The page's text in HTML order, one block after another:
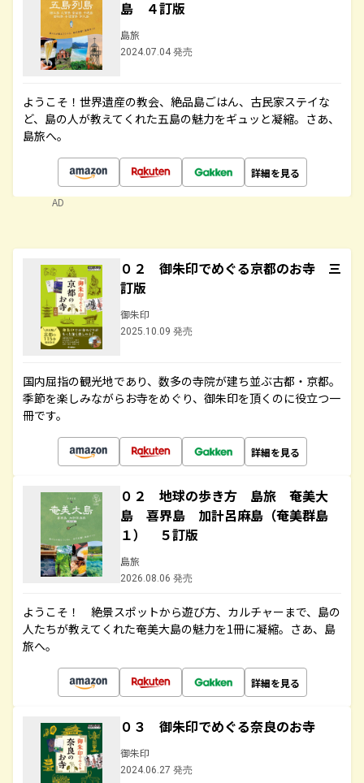
島 ４訂版
島旅
2024.07.04 発売
ようこそ！世界遺産の教会、絶品島ごはん、古民家ステイな
ど、島の人が教えてくれた五島の魅力をギュッと凝縮。さあ、
島旅へ。
詳細を見る
AD
０２ 御朱印でめぐる京都のお寺 三
訂版
御朱印
2025.10.09 発売
国内屈指の観光地であり、数多の寺院が建ち並ぶ古都・京都。
季節を楽しみながらお寺をめぐり、御朱印を頂くのに役立つ一
冊です。
詳細を見る
０２ 地球の歩き方 島旅 奄美大
島 喜界島 加計呂麻島（奄美群島
１） ５訂版
島旅
2026.08.06 発売
ようこそ！ 絶景スポットから遊び方、カルチャーまで、島の
人たちが教えてくれた奄美大島の魅力を1冊に凝縮。さあ、島
旅へ。
詳細を見る
０３ 御朱印でめぐる奈良のお寺
御朱印
2024.06.27 発売